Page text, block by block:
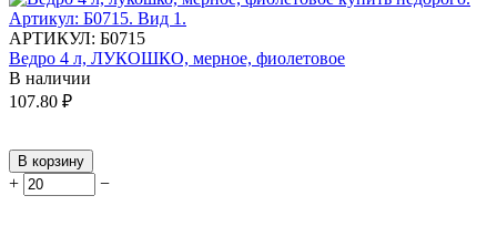
АРТИКУЛ: Б0715
Ведро 4 л, ЛУКОШКО, мерное, фиолетовое
В наличии
107.80 ₽
В корзину
+ −